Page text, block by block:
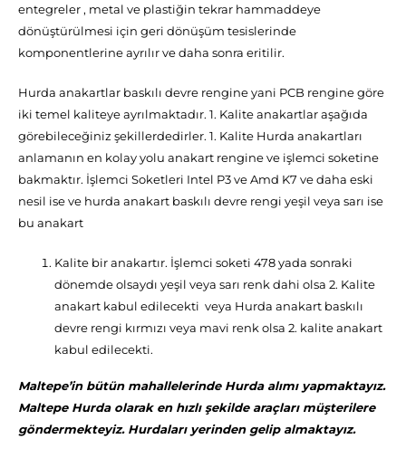
entegreler , metal ve plastiğin tekrar hammaddeye
dönüştürülmesi için geri dönüşüm tesislerinde
komponentlerine ayrılır ve daha sonra eritilir.
Hurda anakartlar baskılı devre rengine yani PCB rengine göre
iki temel kaliteye ayrılmaktadır. 1. Kalite anakartlar aşağıda
görebileceğiniz şekillerdedirler. 1. Kalite Hurda anakartları
anlamanın en kolay yolu anakart rengine ve işlemci soketine
bakmaktır. İşlemci Soketleri Intel P3 ve Amd K7 ve daha eski
nesil ise ve hurda anakart baskılı devre rengi yeşil veya sarı ise
bu anakart
Kalite bir anakartır. İşlemci soketi 478 yada sonraki
dönemde olsaydı yeşil veya sarı renk dahi olsa 2. Kalite
anakart kabul edilecekti veya Hurda anakart baskılı
devre rengi kırmızı veya mavi renk olsa 2. kalite anakart
kabul edilecekti.
Maltepe’in bütün mahallelerinde Hurda alımı yapmaktayız.
Maltepe Hurda olarak en hızlı şekilde araçları müşterilere
göndermekteyiz. Hurdaları yerinden gelip almaktayız.